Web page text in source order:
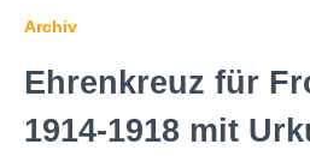
Archiv
Ehrenkreuz für
1914-1918 mit